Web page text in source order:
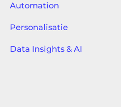
Automation
Personalisatie
Data Insights & AI